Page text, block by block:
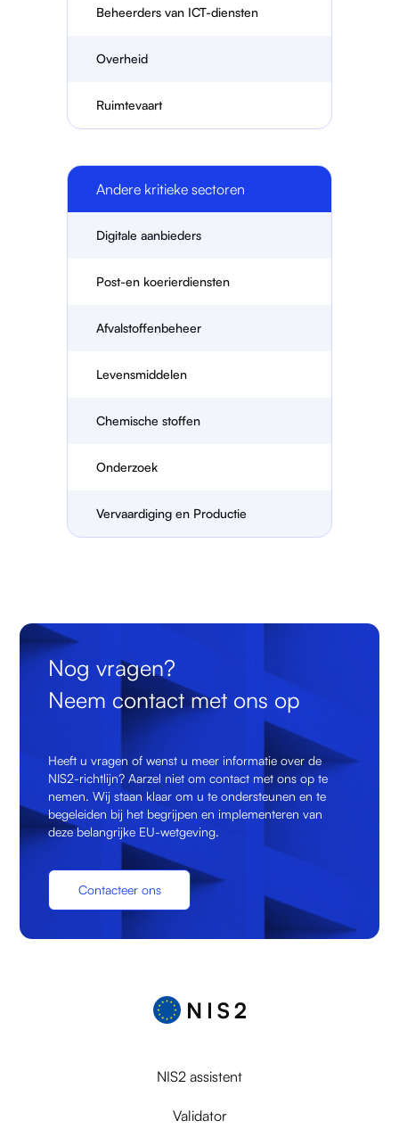
Beheerders van ICT-diensten
Overheid
Ruimtevaart
Andere kritieke sectoren
Digitale aanbieders
Post-en koerierdiensten
Afvalstoffenbeheer
Levensmiddelen
Chemische stoffen
Onderzoek
Vervaardiging en Productie
Nog vragen?
Neem contact met ons op
Heeft u vragen of wenst u meer informatie over de
NIS2-richtlijn? Aarzel niet om contact met ons op te
nemen. Wij staan klaar om u te ondersteunen en te
begeleiden bij het begrijpen en implementeren van
deze belangrijke EU-wetgeving.
Contacteer ons
NIS2 assistent
Validator